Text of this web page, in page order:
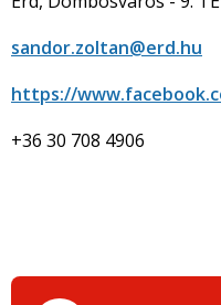
sandor.zoltan@erd.hu
https://
+36 30 708 4906